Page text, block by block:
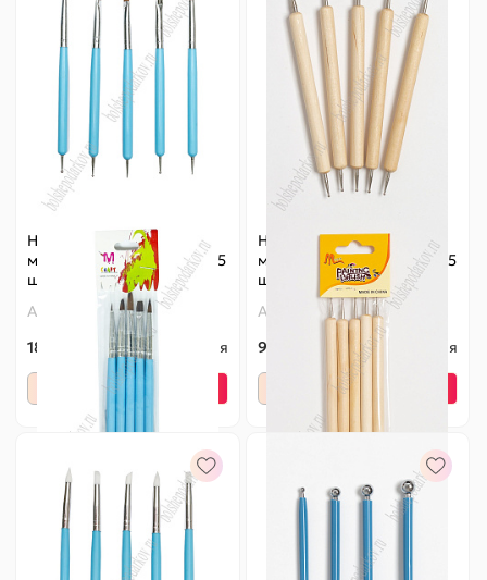
Набор стеков с
маленькими шариками (5
шт) SF-5503, №1
Артикул:
140-621
185 ₽
Оптовая
Набор стеков с
маленькими шариками (5
шт) SF-5504
Артикул:
140-551
98 ₽
Оптовая
+